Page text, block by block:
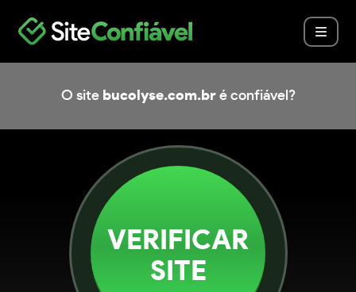
O site bucolyse.com.bré confiável?
VERIFICAR
SITE